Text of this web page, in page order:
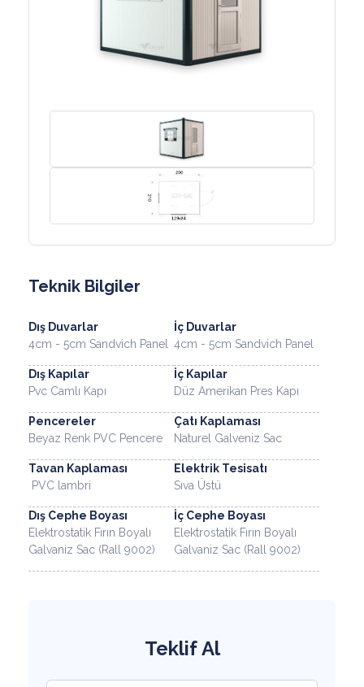
Teknik Bilgiler
Dış Duvarlar
4cm - 5cm Sandvich Panel
İç Duvarlar
4cm - 5cm Sandvich Panel
Dış Kapılar
Pvc Camlı Kapı
İç Kapılar
Düz Amerikan Pres Kapı
Pencereler
Beyaz Renk PVC Pencere
Çatı Kaplaması
Naturel Galveniz Sac
Tavan Kaplaması
PVC lambri
Elektrik Tesisatı
Sıva Üstü
Dış Cephe Boyası
Elektrostatik Fırın Boyalı
Galvaniz Sac (Rall 9002)
İç Cephe Boyası
Elektrostatik Fırın Boyalı
Galvaniz Sac (Rall 9002)
Teklif Al